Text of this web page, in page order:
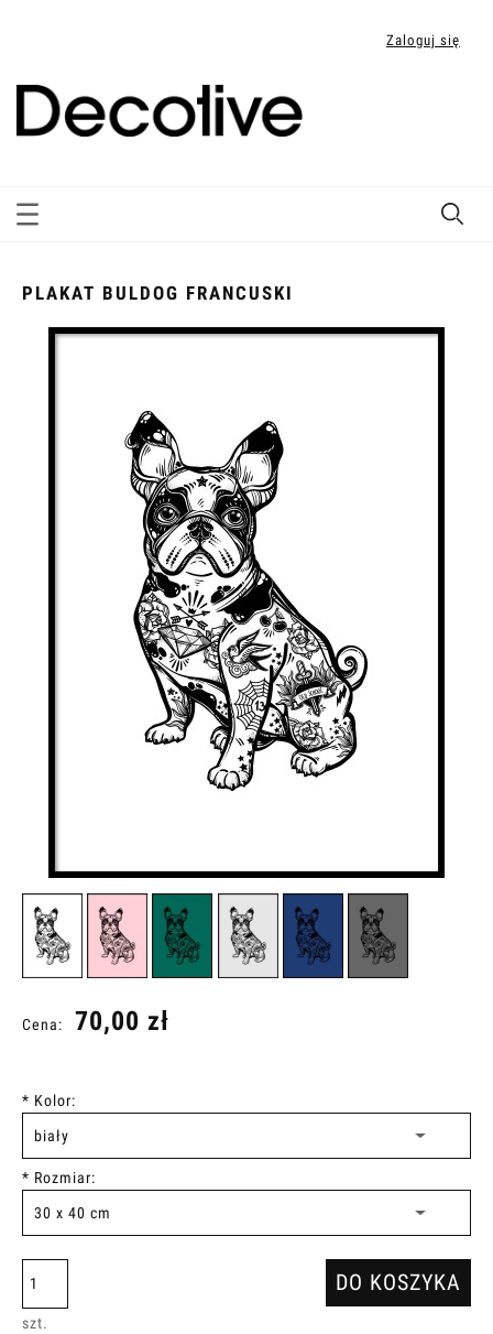
Zaloguj się
PLAKAT BULDOG FRANCUSKI
Cena: 70,00 zł
* Kolor:
* Rozmiar:
szt.
DO KOSZYKA